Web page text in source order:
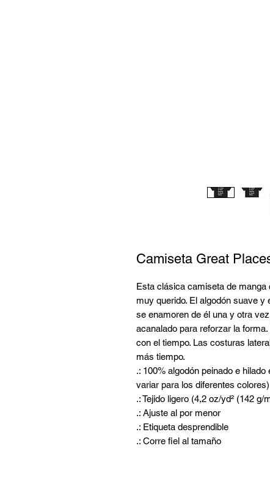
Camiseta Great
Esta clásica camiseta de
muy querido. El algodón suave
se enamoren de él una y otra
acanalado para reforzar la
con el tiempo. Las costuras
más tiempo.
.: 100% algodón peinado e
variar para los diferentes colores)
.: Tejido ligero (4,2 oz/yd² (142 g/
.: Ajuste al por menor
.: Etiqueta desprendible
.: Corre fiel al tamaño